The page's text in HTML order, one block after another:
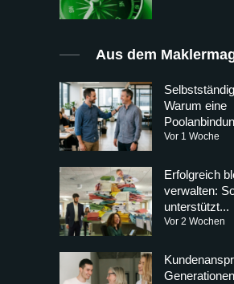
Aus dem
Warum eine
Vor 1 Woche
Erfolgreich
verwalten:
unterstützt...
Vor 2 Wochen